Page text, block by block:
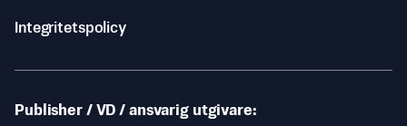
Integritetspolicy
Publisher / VD / ansvarig utgivare